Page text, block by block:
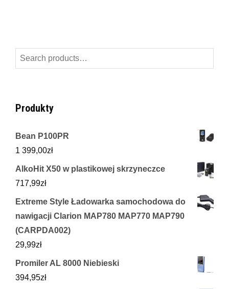
Search
for:
Produkty
Bean P100PR
1 399,00zł
AlkoHit X50 w plastikowej skrzyneczce
717,99zł
Extreme Style Ładowarka samochodowa do
nawigacji Clarion MAP780 MAP770 MAP790
(CARPDA002)
29,99zł
Promiler AL 8000 Niebieski
394,95zł